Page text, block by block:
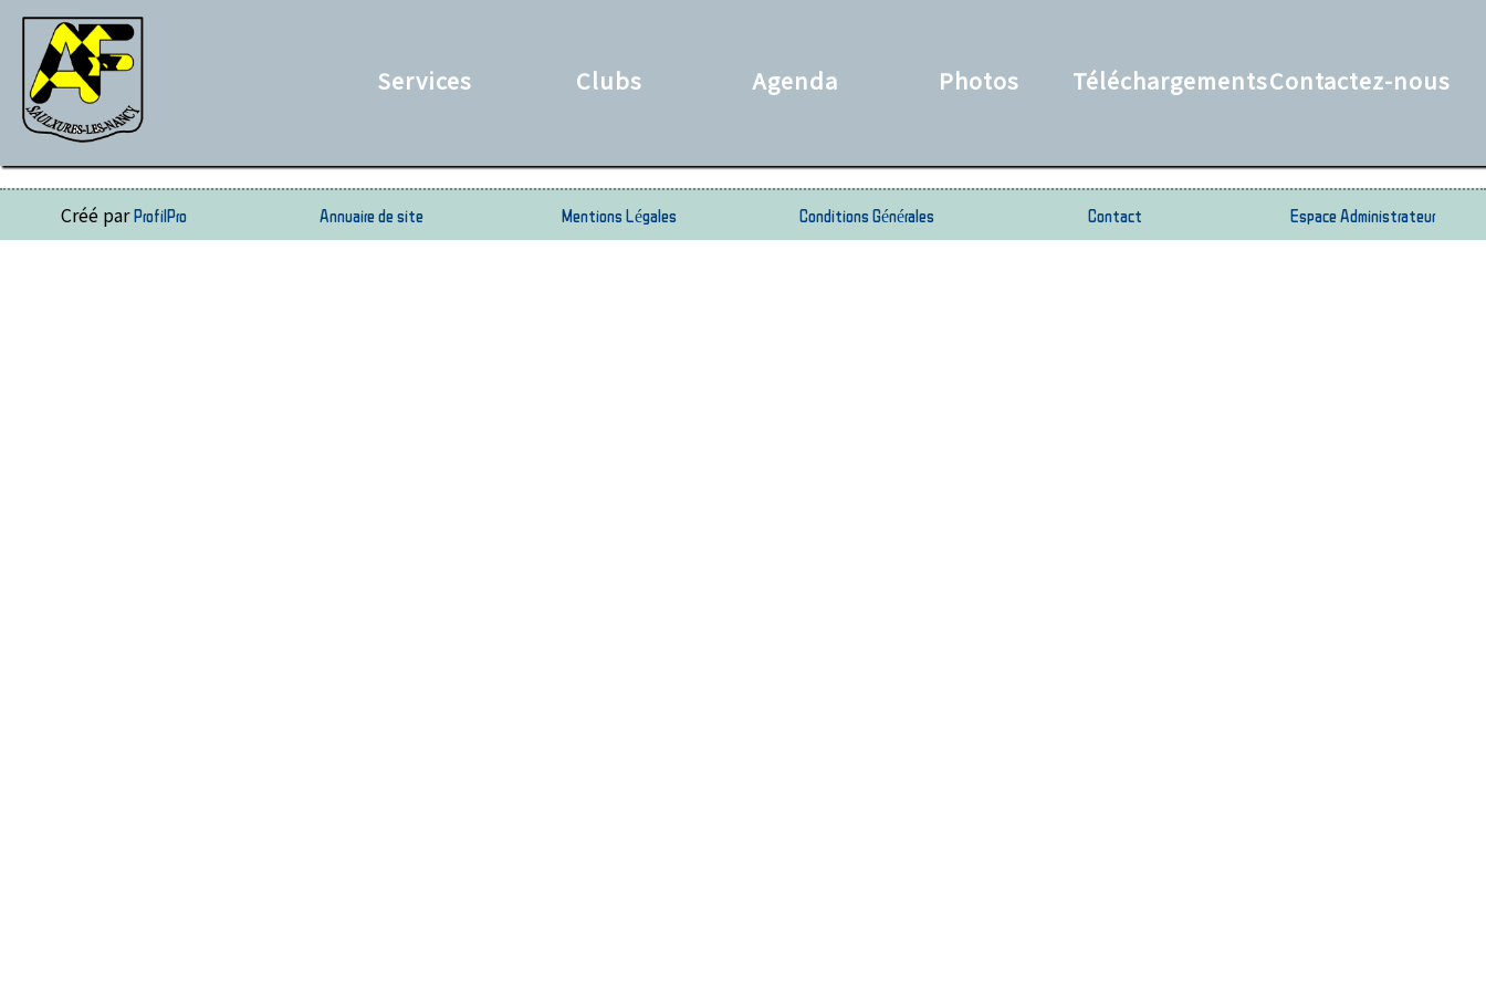
Services Clubs Agenda Photos TéléchargementsContactez-nous
Créé par ProfilPro Annuaire de site Mentions Légales Conditions Générales Contact Espace Administrateur